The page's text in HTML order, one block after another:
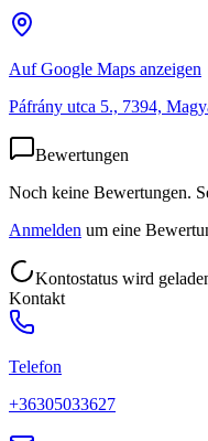
Auf Google Maps anzeigen
Páfrány utca 5., 7394,
Bewertungen
Noch keine Bewertungen.
Anmelden um eine
Kontostatus wird
Kontakt
Telefon
+36305033627